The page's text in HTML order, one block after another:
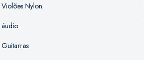
Violões Nylon
áudio
Guitarras